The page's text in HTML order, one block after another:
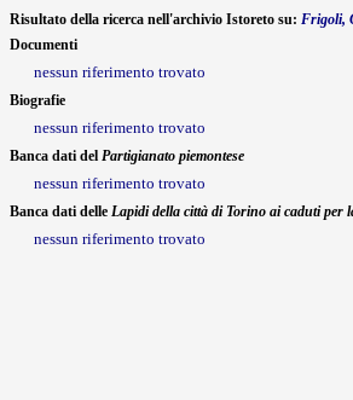
Risultato della ricerca nell'archivio Istoreto su: Frigoli,
Documenti
nessun riferimento trovato
Biografie
nessun riferimento trovato
Banca dati del Partigianato piemontese
nessun riferimento trovato
Banca dati delle Lapidi della città di Torino ai caduti per
nessun riferimento trovato